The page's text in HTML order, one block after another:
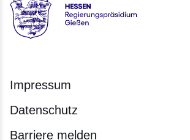
Hessen - Regierungspräsidium Gießen
Impressum
Datenschutz
Barriere melden